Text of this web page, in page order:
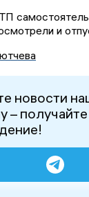
и
новости
– получайте